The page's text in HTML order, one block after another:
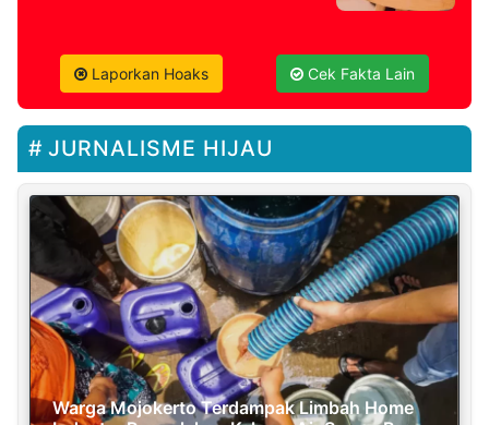
Laporkan Hoaks Cek Fakta Lain
JURNALISME HIJAU
Warga Mojokerto Terdampak Limbah Home